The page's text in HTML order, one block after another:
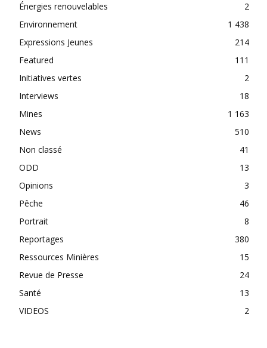
Énergies renouvelables
2
Environnement
1 438
Expressions Jeunes
214
Featured
111
Initiatives vertes
2
Interviews
18
Mines
1 163
News
510
Non classé
41
ODD
13
Opinions
3
Pêche
46
Portrait
8
Reportages
380
Ressources Minières
15
Revue de Presse
24
Santé
13
VIDEOS
2